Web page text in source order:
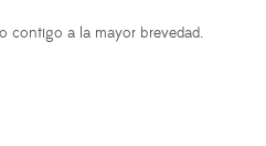
contigo a la mayor brevedad.